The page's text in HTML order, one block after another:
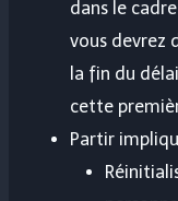
dans le
vous devrez
la fin du
cette
Partir